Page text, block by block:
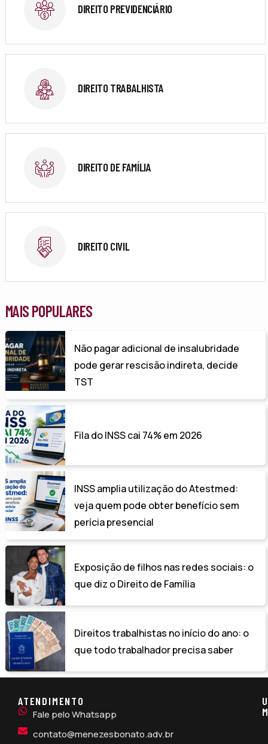
DIREITO PREVIDENCIÁRIO
DIREITO TRABALHISTA
DIREITO DE FAMÍLIA
DIREITO CIVIL
MAIS POPULARES
Não pagar adicional de insalubridade
pode gerar rescisão indireta, decide
TST
Fila do INSS cai 74% em 2026
INSS amplia utilização do Atestmed:
veja quem pode obter benefício sem
perícia presencial
Exposição de filhos nas redes sociais: o
que diz o Direito de Família
Direitos trabalhistas no início do ano: o
que todo trabalhador precisa saber
ATENDIMENTO
Fale pelo Whatsapp
contato@menezesbonato.adv.br